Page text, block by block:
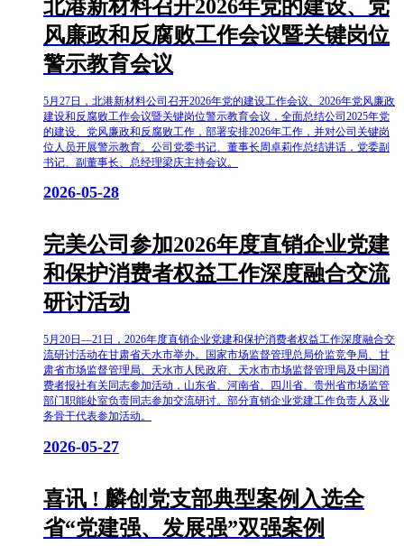
北港新材料召开2026年党的建设、党
风廉政和反腐败工作会议暨关键岗位
警示教育会议
5月27日，北港新材料公司召开2026年党的建设工作会议、2026年党风廉政
建设和反腐败工作会议暨关键岗位警示教育会议，全面总结公司2025年党
的建设、党风廉政和反腐败工作，部署安排2026年工作，并对公司关键岗
位人员开展警示教育。公司党委书记、董事长周卓莉作总结讲话，党委副
书记、副董事长、总经理梁庆主持会议。
2026-05-28
完美公司参加2026年度直销企业党建
和保护消费者权益工作深度融合交流
研讨活动
5月20日—21日，2026年度直销企业党建和保护消费者权益工作深度融合交
流研讨活动在甘肃省天水市举办。国家市场监督管理总局价监竞争局、甘
肃省市场监督管理局、天水市人民政府、天水市市场监督管理局及中国消
费者报社有关同志参加活动，山东省、河南省、四川省、贵州省市场监管
部门职能处室负责同志参加交流研讨。部分直销企业党建工作负责人及业
务骨干代表参加活动。
2026-05-27
喜讯 ! 麟创党支部典型案例入选全
省“党建强、发展强”双强案例